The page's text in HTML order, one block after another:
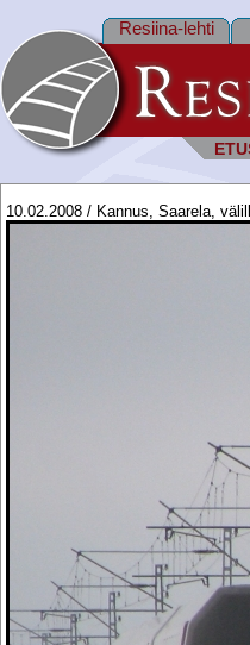
Resiina-lehti
10.02.2008 / Kannus, Saarela,